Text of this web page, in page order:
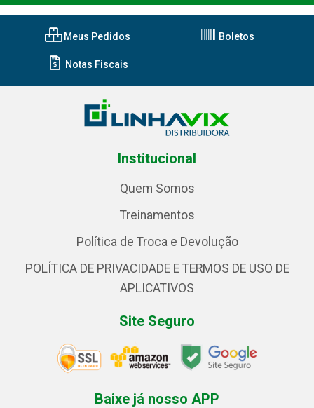
Meus Pedidos Boletos
Notas Fiscais
Institucional
Quem Somos
Treinamentos
Política de Troca e Devolução
POLÍTICA DE PRIVACIDADE E TERMOS DE USO DE
APLICATIVOS
Site Seguro
Baixe já nosso APP